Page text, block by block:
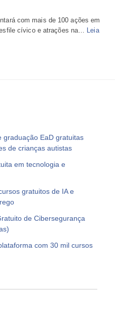
com mais de 100 ações em
cívico e atrações na… Leia
graduação EaD gratuitas
de crianças autistas
em tecnologia e
gratuitos de IA e
de Cibersegurança
com 30 mil cursos